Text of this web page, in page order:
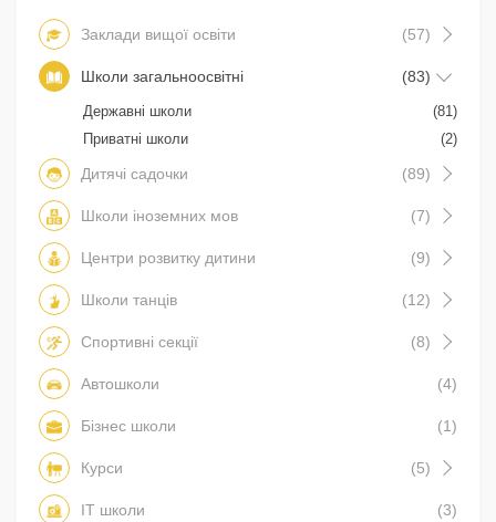
Заклади вищої освіти (57)
Школи загальноосвітні (83)
Державні школи
(81)
Приватні школи
(2)
Дитячі садочки (89)
Школи іноземних мов (7)
Центри розвитку дитини (9)
Школи танців (12)
Спортивні секції (8)
Автошколи (4)
Бізнес школи (1)
Курси (5)
IT школи (3)